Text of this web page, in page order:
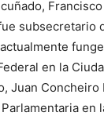
subsecretario
en la
Juan Concheiro
en